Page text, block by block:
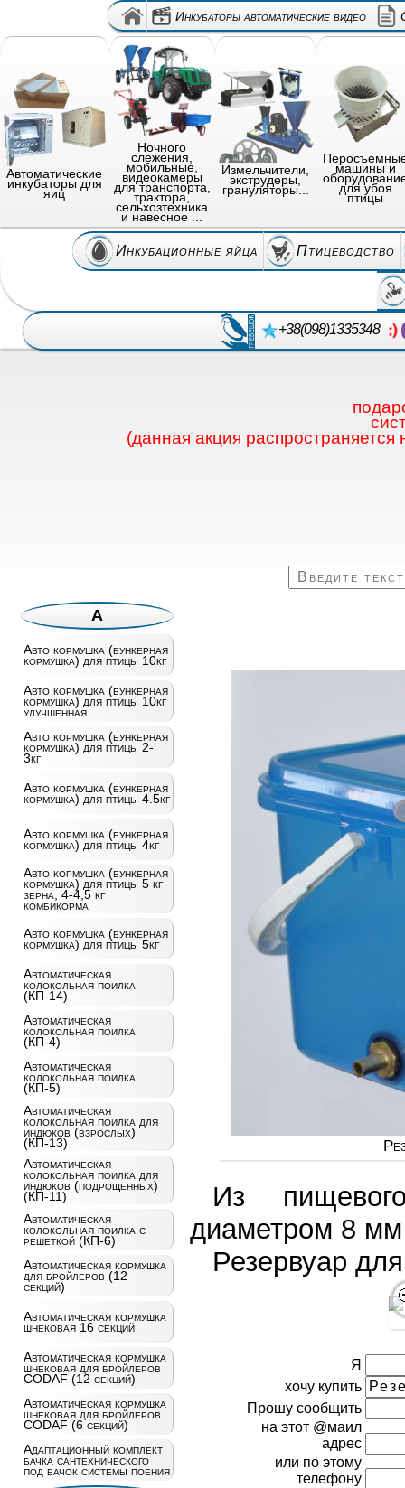
Инкубаторы автоматические видео
Автоматические
инкубаторы для
яиц
Ночного
слежения,
мобильные,
видеокамеры
для транспорта,
трактора,
сельхозтехника
и навесное ...
Измельчители,
экструдеры,
грануляторы...
машины и
для убоя
птицы
Инкубационные яйца Птицеводство
+38(098)1335348
(данная акция
А
Авто кормушка (бункерная
кормушка) для птицы 10кг
Авто кормушка (бункерная
кормушка) для птицы 10кг
улучшенная
Авто кормушка (бункерная
кормушка) для птицы 2-
3кг
Авто кормушка (бункерная
кормушка) для птицы 4.5кг
Авто кормушка (бункерная
кормушка) для птицы 4кг
Авто кормушка (бункерная
кормушка) для птицы 5 кг
зерна, 4-4,5 кг
комбикорма
Авто кормушка (бункерная
кормушка) для птицы 5кг
Автоматическая
колокольная поилка
(КП-14)
Автоматическая
колокольная поилка
(КП-4)
Автоматическая
колокольная поилка
(КП-5)
Автоматическая
колокольная поилка для
индюков (взрослых)
(КП-13)
Автоматическая
колокольная поилка для
индюков (подрощенных)
(КП-11)
Автоматическая
колокольная поилка с
решеткой (КП-6)
Автоматическая кормушка
для бройлеров (12
секций)
Автоматическая кормушка
шнековая 16 секций
Автоматическая кормушка
шнековая для бройлеров
CODAF (12 секций)
Автоматическая кормушка
шнековая для бройлеров
CODAF (6 секций)
Адаптационный комплект
бачка сантехнического
под бачок системы поения
Из
диаметром 8
Резервуар
Я
хочу купить
Прошу сообщить
на этот @маил
адрес
или по этому
телефону